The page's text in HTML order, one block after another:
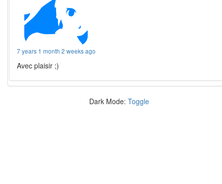
7 years 1 month 2 weeks ago
Avec plaisir ;)
Dark Mode: Toggle